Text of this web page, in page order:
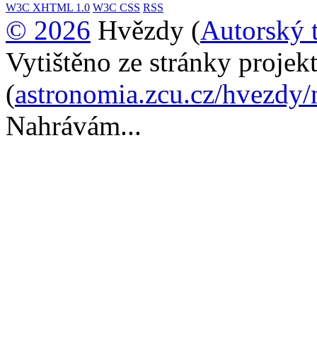
W3C XHTML 1.0 W3C CSS RSS
© 2026 Hvězdy (Autorský
Vytištěno ze stránky
(astronomia.zcu.cz/
Nahrávám...